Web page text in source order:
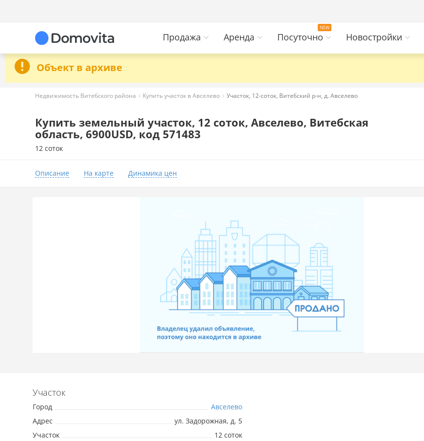
Продажа Аренда Посуточно Новостройки
Объект в архиве
Недвижимость Витебского района Купить участок в Авселево Участок, 12-соток, Витебский р-н, д. Авселево
Купить земельный участок, 12 соток, Авселево, Витебская
область, 6900USD, код 571483
12 соток
Описание На карте Динамика цен
Участок
Город
Авселево
Адрес
ул. Задорожная, д. 5
Участок
12 соток